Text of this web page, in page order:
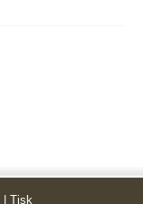
Tisk